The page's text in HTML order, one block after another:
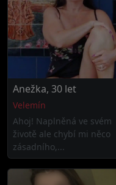
Anežka, 30 let
Velemín
Ahoj! Naplněná ve svém
životě ale chybí mi něco
zásadního,...